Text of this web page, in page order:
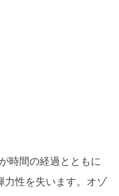
時間の経過とともに
力性を失います。オゾ